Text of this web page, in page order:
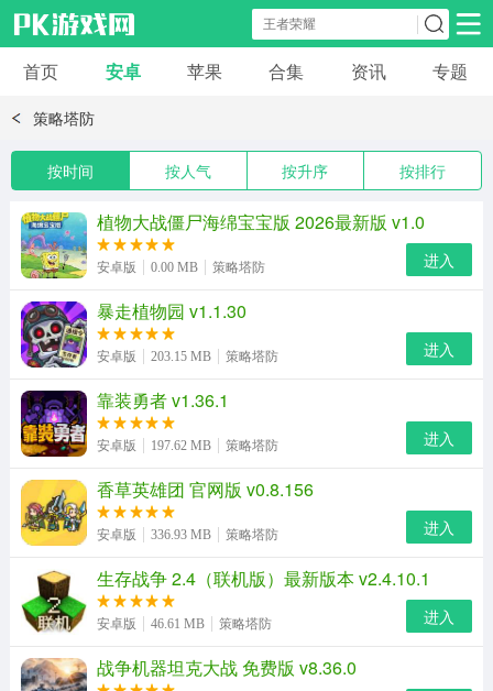
安卓应用 安卓游戏
冒险解谜 赛车游戏 破解游戏
动作射击
首页 安卓 苹果 合集 资讯 专题
策略塔防
按时间 按人气 按升序 按排行
植物大战僵尸海绵宝宝版 2026最新版 v1.0
安卓版 0.00 MB 策略塔防 进入
暴走植物园 v1.1.30
安卓版 203.15 MB 策略塔防 进入
靠装勇者 v1.36.1
安卓版 197.62 MB 策略塔防 进入
香草英雄团 官网版 v0.8.156
安卓版 336.93 MB 策略塔防 进入
生存战争 2.4（联机版）最新版本 v2.4.10.1
安卓版 46.61 MB 策略塔防 进入
战争机器坦克大战 免费版 v8.36.0